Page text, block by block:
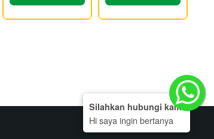
Silahkan hubungi kami
Hi saya ingin bertanya